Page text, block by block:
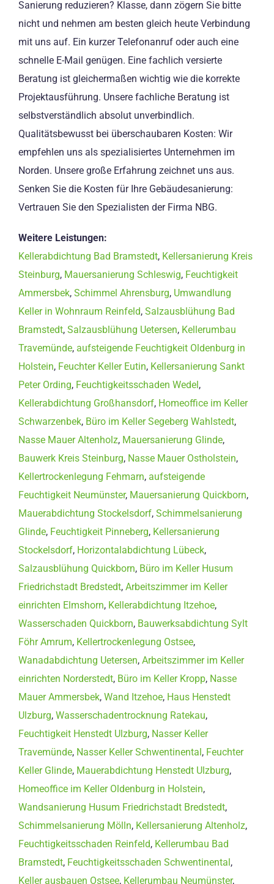
Sanierung reduzieren? Klasse, dann zögern Sie bitte
nicht und nehmen am besten gleich heute Verbindung
mit uns auf. Ein kurzer Telefonanruf oder auch eine
schnelle E-Mail genügen. Eine fachlich versierte
Beratung ist gleichermaßen wichtig wie die korrekte
Projektausführung. Unsere fachliche Beratung ist
selbstverständlich absolut unverbindlich.
Qualitätsbewusst bei überschaubaren Kosten: Wir
empfehlen uns als spezialisiertes Unternehmen im
Norden. Unsere große Erfahrung zeichnet uns aus.
Senken Sie die Kosten für Ihre Gebäudesanierung:
Vertrauen Sie den Spezialisten der Firma NBG.
Weitere Leistungen:
Kellerabdichtung Bad Bramstedt, Kellersanierung Kreis
Steinburg, Mauersanierung Schleswig, Feuchtigkeit
Ammersbek, Schimmel Ahrensburg, Umwandlung
Keller in Wohnraum Reinfeld, Salzausblühung Bad
Bramstedt, Salzausblühung Uetersen, Kellerumbau
Travemünde, aufsteigende Feuchtigkeit Oldenburg in
Holstein, Feuchter Keller Eutin, Kellersanierung Sankt
Peter Ording, Feuchtigkeitsschaden Wedel,
Kellerabdichtung Großhansdorf, Homeoffice im Keller
Schwarzenbek, Büro im Keller Segeberg Wahlstedt,
Nasse Mauer Altenholz, Mauersanierung Glinde,
Bauwerk Kreis Steinburg, Nasse Mauer Ostholstein,
Kellertrockenlegung Fehmarn, aufsteigende
Feuchtigkeit Neumünster, Mauersanierung Quickborn,
Mauerabdichtung Stockelsdorf, Schimmelsanierung
Glinde, Feuchtigkeit Pinneberg, Kellersanierung
Stockelsdorf, Horizontalabdichtung Lübeck,
Salzausblühung Quickborn, Büro im Keller Husum
Friedrichstadt Bredstedt, Arbeitszimmer im Keller
einrichten Elmshorn, Kellerabdichtung Itzehoe,
Wasserschaden Quickborn, Bauwerksabdichtung Sylt
Föhr Amrum, Kellertrockenlegung Ostsee,
Wanadabdichtung Uetersen, Arbeitszimmer im Keller
einrichten Norderstedt, Büro im Keller Kropp, Nasse
Mauer Ammersbek, Wand Itzehoe, Haus Henstedt
Ulzburg, Wasserschadentrocknung Ratekau,
Feuchtigkeit Henstedt Ulzburg, Nasser Keller
Travemünde, Nasser Keller Schwentinental, Feuchter
Keller Glinde, Mauerabdichtung Henstedt Ulzburg,
Homeoffice im Keller Oldenburg in Holstein,
Wandsanierung Husum Friedrichstadt Bredstedt,
Schimmelsanierung Mölln, Kellersanierung Altenholz,
Feuchtigkeitsschaden Reinfeld, Kellerumbau Bad
Bramstedt, Feuchtigkeitsschaden Schwentinental,
Keller ausbauen Ostsee, Kellerumbau Neumünster,